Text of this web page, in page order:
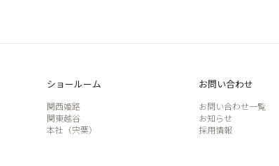
ショールーム
関西姫路
関東越谷
本社（宍粟）
お問い合わせ
お問い合わせ一覧
お知らせ
採用情報